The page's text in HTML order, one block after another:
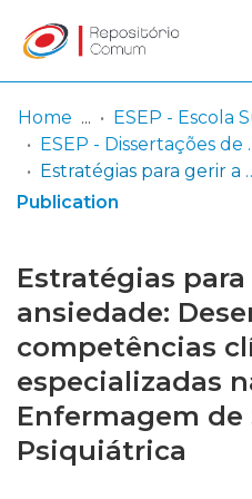
Communities
& Collections
Statistics
Log
In
(current)
Home
ESEP -
Estratégias para gerir a ansiedade:
Publication
Estratégias
ansiedade:
competências
especializadas
Enfermagem de
Psiquiátrica